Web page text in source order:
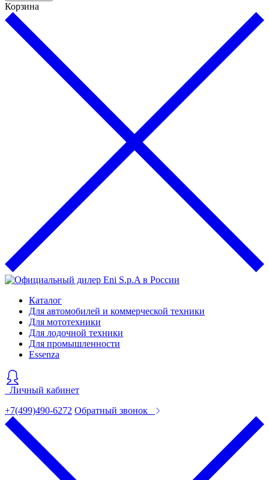
Корзина
Каталог
Для автомобилей и коммерческой техники
Для мототехники
Для лодочной техники
Для промышленности
Essenza
Личный кабинет
+7(499)490-6272 Обратный звонок